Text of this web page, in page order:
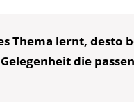
Thema lernt, desto
die